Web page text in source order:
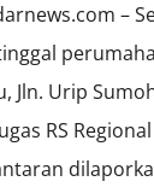
–
Jln. Urip
RS